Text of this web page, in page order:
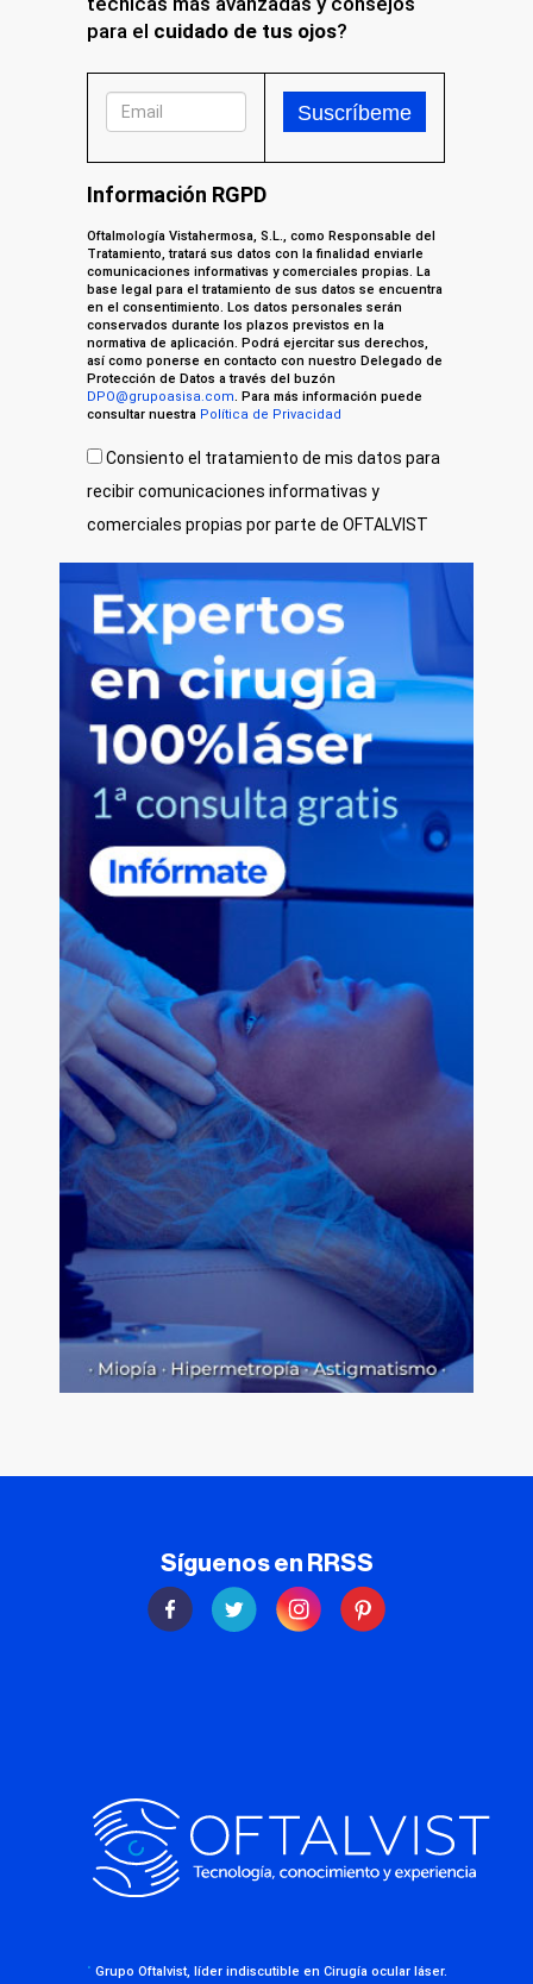
para el cuidado de tus ojos?
Información RGPD
Oftalmología Vistahermosa, S.L., como Responsable del
Tratamiento, tratará sus datos con la finalidad enviarle
comunicaciones informativas y comerciales propias. La
base legal para el tratamiento de sus datos se encuentra
en el consentimiento. Los datos personales serán
conservados durante los plazos previstos en la
normativa de aplicación. Podrá ejercitar sus derechos,
así como ponerse en contacto con nuestro Delegado de
Protección de Datos a través del buzón
DPO@grupoasisa.com. Para más información puede
consultar nuestra Política de Privacidad
Consiento el tratamiento de mis datos para
recibir comunicaciones informativas y
comerciales propias por parte de OFTALVIST
Síguenos en RRSS
· Grupo Oftalvist, líder indiscutible en Cirugía ocular láser.